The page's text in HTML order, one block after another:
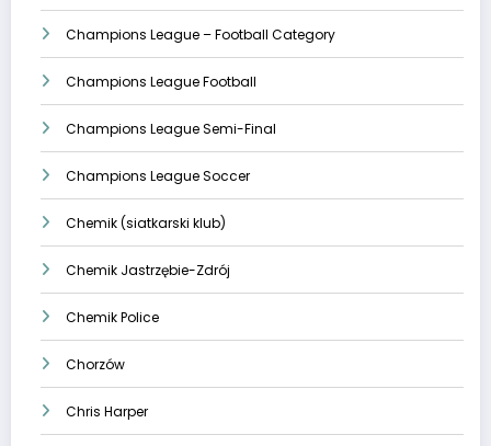
Champions League – Football Category
Champions League Football
Champions League Semi-Final
Champions League Soccer
Chemik (siatkarski klub)
Chemik Jastrzębie-Zdrój
Chemik Police
Chorzów
Chris Harper